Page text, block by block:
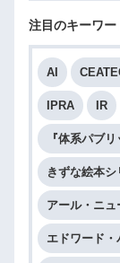
注目のキーワー
AI
IPRA IR
『体系パブ
きずな絵本シ
アール・ニュ
エドワード